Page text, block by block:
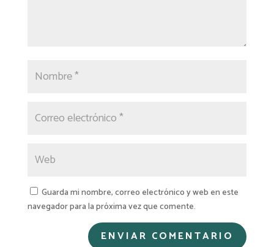
Guarda mi nombre, correo electrónico y web en este
navegador para la próxima vez que comente.